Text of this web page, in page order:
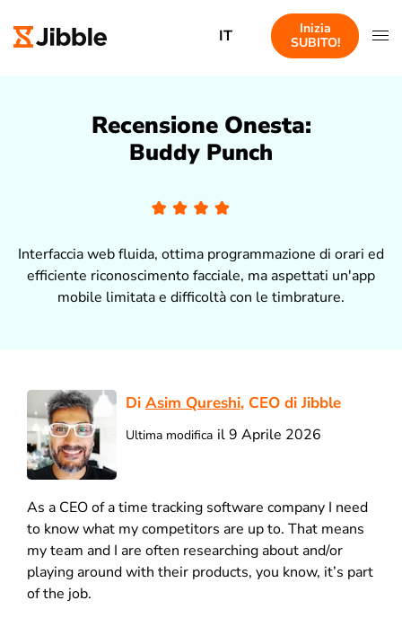
IT
Inizia
SUBITO!
Recensione Onesta:
Buddy Punch
Interfaccia web fluida, ottima programmazione di orari ed
efficiente riconoscimento facciale, ma aspettati un'app
mobile limitata e difficoltà con le timbrature.
Di Asim Qureshi, CEO di Jibble
Ultima modifica il 9 Aprile 2026
As a CEO of a time tracking software company I need
to know what my competitors are up to. That means
my team and I are often researching about and/or
playing around with their products, you know, it’s part
of the job.